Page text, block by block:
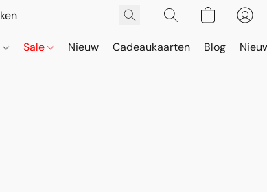
Sale Nieuw Cadeaukaarten Blog